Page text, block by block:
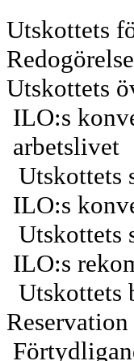
Utskottets
Utskottets
ILO:s
arbetslivet
Utskottets
ILO:s
Utskottets
ILO:s
Utskottets
Reservation